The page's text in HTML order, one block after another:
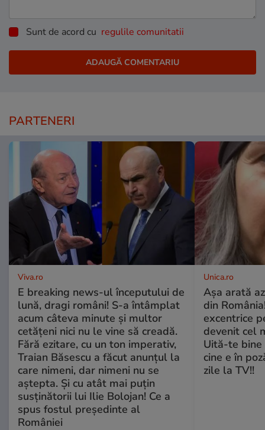
Sunt de acord cu regulile comunitatii
PARTENERI
Viva.ro
E breaking news-ul începutului de
lună, dragi români! S-a întâmplat
acum câteva minute și multor
cetățeni nici nu le vine să creadă.
Fără ezitare, cu un ton imperativ,
Traian Băsescu a făcut anunțul la
care nimeni, dar nimeni nu se
aștepta. Și cu atât mai puțin
susținătorii lui Ilie Bolojan! Ce a
spus fostul președinte al
României
Unica.ro
Așa arată
din
excentrice
devenit cel
Uită-te bine
cine e în
zile la TV!!